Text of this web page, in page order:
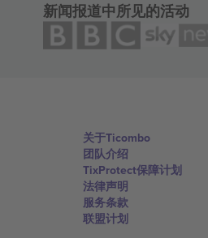
新闻报道中所见的活动
关于Ticombo
团队介绍
TixProtect保障计划
法律声明
服务条款
联盟计划